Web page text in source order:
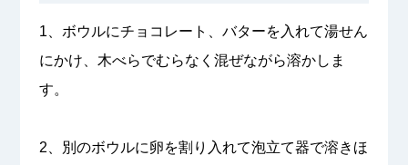
1、ボウルにチョコレート、バターを入れて湯せん
にかけ、木べらでむらなく混ぜながら溶かしま
す。
2、別のボウルに卵を割り入れて泡立て器で溶きほ